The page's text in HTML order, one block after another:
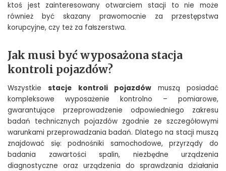
ktoś jest zainteresowany otwarciem stacji to nie może
również być skazany prawomocnie za przestępstwa
korupcyjne, czy też za fałszerstwa.
Jak musi być wyposażona stacja
kontroli pojazdów?
Wszystkiestacje kontroli pojazdów muszą posiadać
kompleksowe wyposażenie kontrolno – pomiarowe,
gwarantujące przeprowadzenie odpowiedniego zakresu
badań technicznych pojazdów zgodnie ze szczegółowymi
warunkami przeprowadzania badań. Dlatego na stacji muszą
znajdować się: podnośniki samochodowe, przyrządy do
badania zawartości spalin, niezbędne urządzenia
diagnostyczne oraz urządzenia do sprawdzania działania